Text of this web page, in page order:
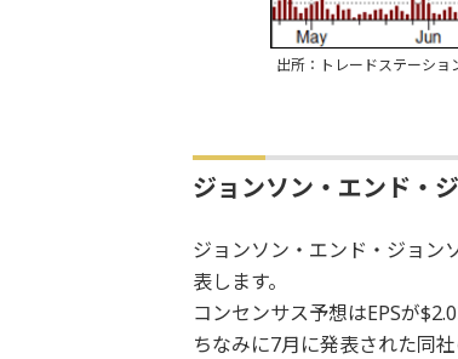
出所：トレードステーショ
ジョンソン・エンド・ジ
ジョンソン・エンド・ジョン
表します。
コンセンサス予想はEPSが
ちなみに7月に発表された同